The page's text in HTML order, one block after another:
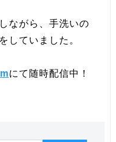
ながら、手洗いの
していました。
にて随時配信中！